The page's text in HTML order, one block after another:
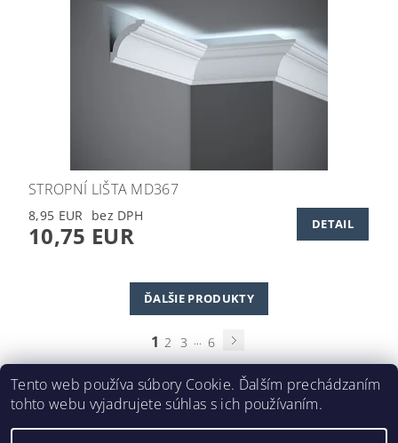
STROPNÍ LIŠTA MD367
8,95 EUR
10,75 EUR DETAIL
ĎALŠIE PRODUKTY
1 2 3 ... 6
DEKORAČNÉ LIŠTY © 2024
Tento web používa súbory Cookie. Ďalším prechádzaním
tohto webu vyjadrujete súhlas s ich používaním.